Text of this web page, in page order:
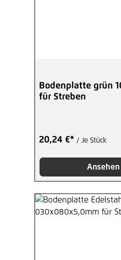
Bodenplatte grün
für Streben
20,24 €* / Je Stück
Ansehen